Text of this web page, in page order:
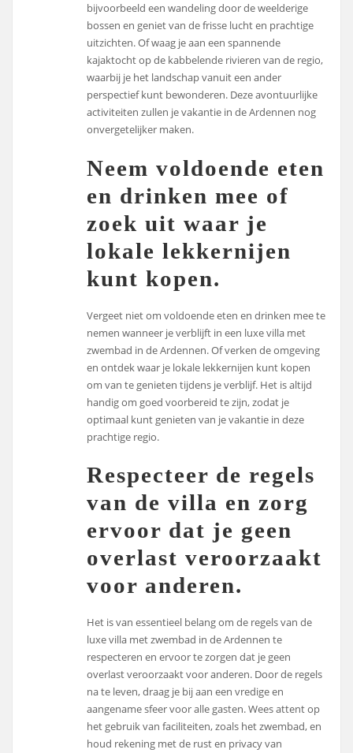
bijvoorbeeld een wandeling door de weelderige
bossen en geniet van de frisse lucht en prachtige
uitzichten. Of waag je aan een spannende
kajaktocht op de kabbelende rivieren van de regio,
waarbij je het landschap vanuit een ander
perspectief kunt bewonderen. Deze avontuurlijke
activiteiten zullen je vakantie in de Ardennen nog
onvergetelijker maken.
Neem voldoende eten
en drinken mee of
zoek uit waar je
lokale lekkernijen
kunt kopen.
Vergeet niet om voldoende eten en drinken mee te
nemen wanneer je verblijft in een luxe villa met
zwembad in de Ardennen. Of verken de omgeving
en ontdek waar je lokale lekkernijen kunt kopen
om van te genieten tijdens je verblijf. Het is altijd
handig om goed voorbereid te zijn, zodat je
optimaal kunt genieten van je vakantie in deze
prachtige regio.
Respecteer de regels
van de villa en zorg
ervoor dat je geen
overlast veroorzaakt
voor anderen.
Het is van essentieel belang om de regels van de
luxe villa met zwembad in de Ardennen te
respecteren en ervoor te zorgen dat je geen
overlast veroorzaakt voor anderen. Door de regels
na te leven, draag je bij aan een vredige en
aangename sfeer voor alle gasten. Wees attent op
het gebruik van faciliteiten, zoals het zwembad, en
houd rekening met de rust en privacy van